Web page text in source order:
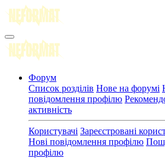
Форум
Список розділів Нове на форумі
повідомлення профілю
активність
Користувачі Зареєстровані
Нові повідомлення профілю
профілю